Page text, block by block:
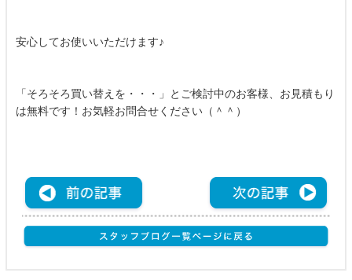
安心してお使いいただけます♪
「そろそろ買い替えを・・・」とご検討中のお客様、お見積もり
は無料です！お気軽お問合せください（＾＾）